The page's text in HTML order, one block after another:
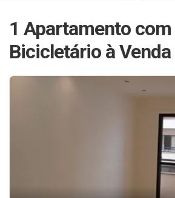
1 Apartamento com
Bicicletário à Venda